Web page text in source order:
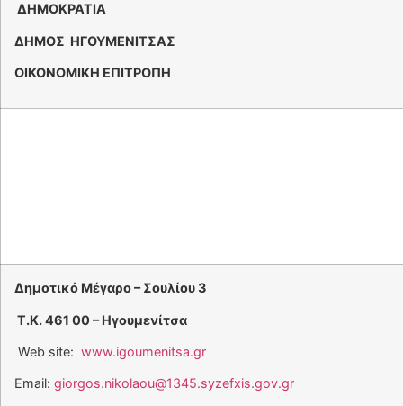
ΔΗΜΟΚΡΑΤΙΑ
ΔΗΜΟΣ ΗΓΟΥΜΕΝΙΤΣΑΣ
ΟΙΚΟΝΟΜΙΚΗ ΕΠΙΤΡΟΠΗ
Δημοτικό Μέγαρο – Σουλίου 3
Τ.Κ. 461 00 – Ηγουμενίτσα
Web site: www.igoumenitsa.gr
Email: giorgos.nikolaou@1345.syzefxis.gov.gr